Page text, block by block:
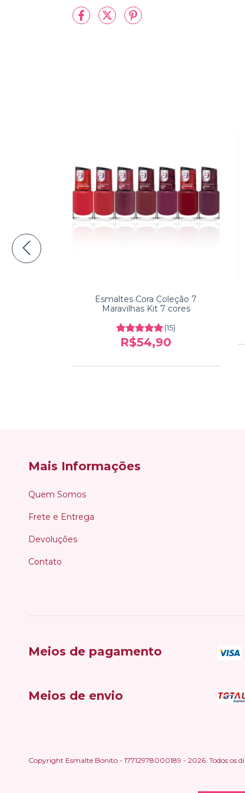
Esmaltes Cora Coleção 7
Maravilhas Kit 7 cores
(15)
R$54,90
Mais Informações
Quem Somos
Frete e Entrega
Devoluções
Contato
Meios de pagamento
Meios de envio
Copyright Esmalte Bonito - 17712978000189 - 2026. Todos os